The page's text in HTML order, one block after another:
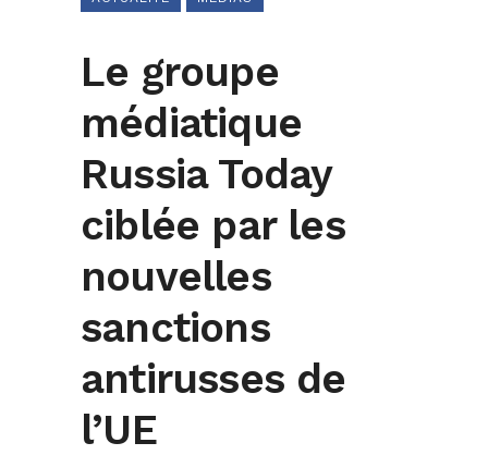
Le groupe
médiatique
Russia Today
ciblée par les
nouvelles
sanctions
antirusses de
l’UE